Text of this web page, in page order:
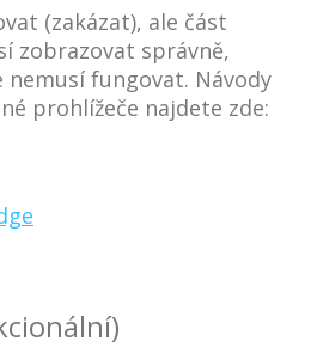
(zakázat), ale část
zobrazovat správně,
fungovat. Návody
prohlížeče najdete zde: